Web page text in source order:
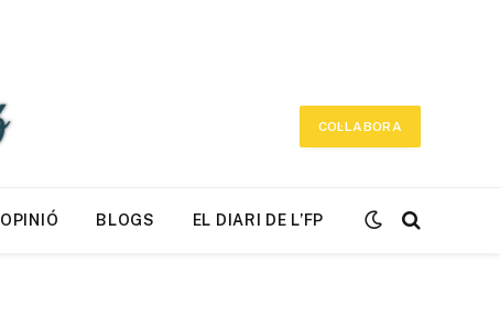
COL·LABORA
OPINIÓ BLOGS EL DIARI DE L’FP